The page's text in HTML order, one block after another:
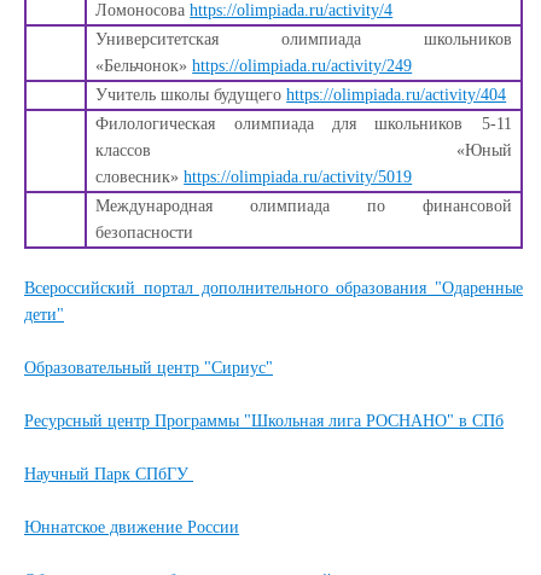
Ломоносоваhttps://olimpiada.ru/activity/4
Университетская олимпиада школьников
«Бельчонок»https://olimpiada.ru/activity/249
Учитель школы будущегоhttps://olimpiada.ru/activity/404
Филологическая олимпиада для школьников 5-11
классов «Юный
словесник»https://olimpiada.ru/activity/5019
Международная олимпиада по финансовой
безопасности
Всероссийский портал дополнительного образования "Одаренные
дети"
Образовательный центр "Сириус"
Ресурсный центр Программы "Школьная лига РОСНАНО" в СПб
Научный Парк СПбГУ
Юннатское движение России